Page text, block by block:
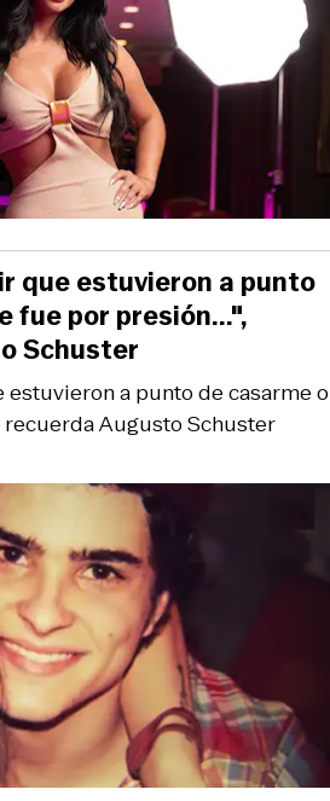
a punto de casarme o
recuerda Augusto Schuster
que estuvieron a punto
fue por presión...",
Schuster